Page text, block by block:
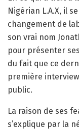
Nigérian L.A.X, il
changement de
son vrai nom
pour présenter
du fait que ce
première
public.
La raison de ses
s’explique par la